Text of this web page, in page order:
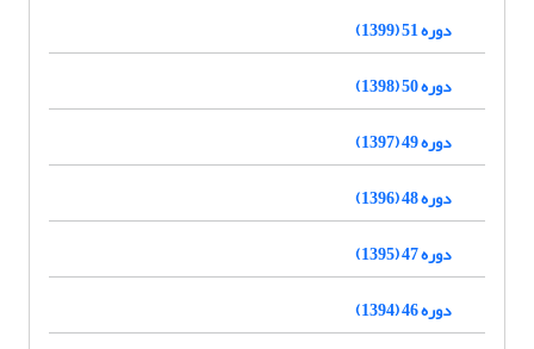
دوره 51 (1399)
دوره 50 (1398)
دوره 49 (1397)
دوره 48 (1396)
دوره 47 (1395)
دوره 46 (1394)